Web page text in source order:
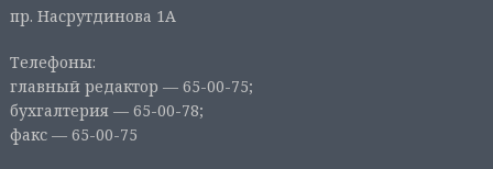
пр. Насрутдинова 1А
Телефоны:
главный редактор — 65-00-75;
бухгалтерия — 65-00-78;
факс — 65-00-75